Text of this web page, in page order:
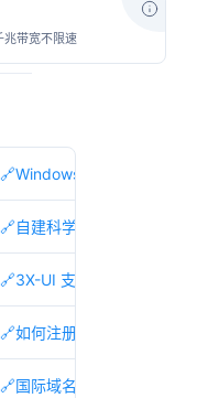
🔗Windows、Android、
🔗自建科学上网机场节点教
🔗3X-UI 支持多协议多用户
🔗如何注册机场？机场节点
🔗国际域名缩写 国家代码